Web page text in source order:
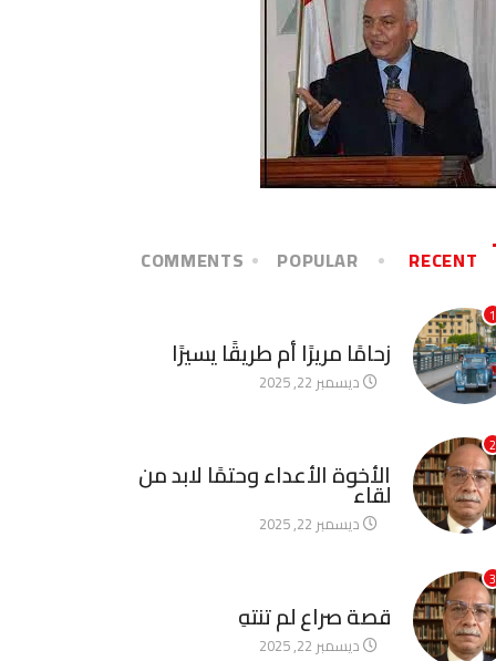
RECENT
POPULAR
COMMENTS
1
زحامًا مريرًا أم طريقًا يسيرًا
ديسمبر 22, 2025
2
الأخوة الأعداء وحتمًا لابد من
لقاء
ديسمبر 22, 2025
3
قصة صراع لم تنتهِ
ديسمبر 22, 2025